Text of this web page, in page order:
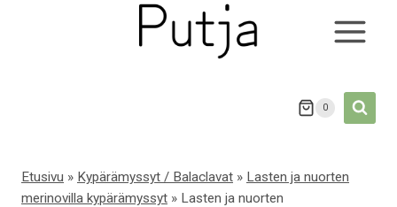
0
Etusivu » Kypärämyssyt / Balaclavat » Lasten ja nuorten
merinovilla kypärämyssyt » Lasten ja nuorten